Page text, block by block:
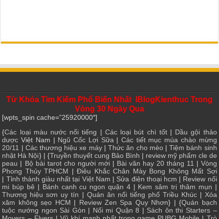
Từ Khóa Tìm Kiếm Phổ Biến Nhất IBlogKienthuc Trong
Vòng 30 Ngày Qua
[wpts_spin cache=”25920000″]
{Các loại màu nước nổi tiếng | Các loại bút chì tốt| Dầu gội thảo
dược Việt Nam | Ngũ Cốc Lợi Sữa | Các tiết mục múa chào mừng
20/11 | Các thương hiệu xe máy|Thức ăn cho mèo|Tiệm bánh sinh
nhật Hà Nội} | {Truyền thuyết cung Bảo Bình | review mỹ phẩm cle de
peau | Bộ bài tarot cho người mới| Bài văn hay 20 tháng 11 | Vòng
Phong Thủy TPHCM |Điêu Khắc Chân Mày Bong Không Mất Sợi
| Tỉnh thành giàu nhất tại Việt Nam | Sửa điện thoại hcm | Review nối
mi búp bê | Bánh canh cu ngon quận 4| Kem sâm trị thâm mụn |
Thương hiệu sơn uy tín | Quán ăn nổi tiếng phố Triều Khúc| Xóa
xăm không sẹo HCM | Review Zen Spa Quy Nhơn} | {Quán bạch
tuộc nướng ngon Sài Gòn | Nối mi Quận 8 | Sách ôn thi Starters –